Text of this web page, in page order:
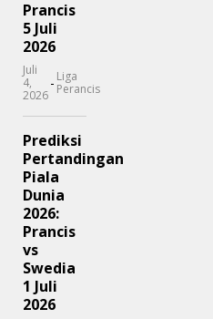
Prancis
5 Juli
2026
Juli
4,
2026
- Liga
Perancis
Prediksi
Pertandingan
Piala
Dunia
2026:
Prancis
vs
Swedia
1 Juli
2026